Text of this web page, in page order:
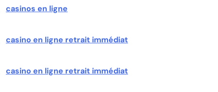
casinos en ligne
casino en ligne retrait immédiat
casino en ligne retrait immédiat